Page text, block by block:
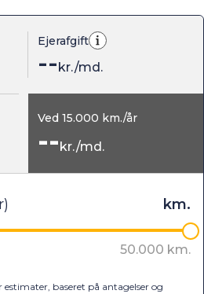
Ejerafgift
--kr./md.
Ved 15.000 km./år
--kr./md.
baseret på antagelser og